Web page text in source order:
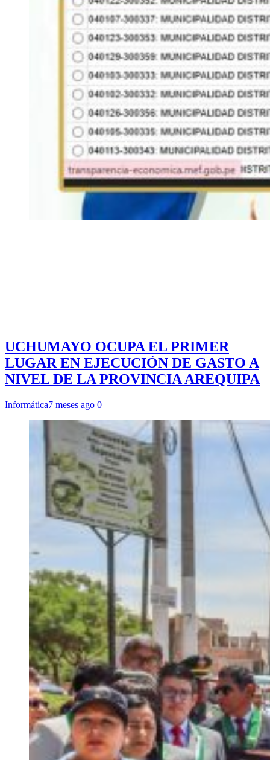
UCHUMAYO OCUPA EL PRIMER
LUGAR EN EJECUCIÓN DE GASTO A
NIVEL DE LA PROVINCIA AREQUIPA
Informática7 meses ago 0